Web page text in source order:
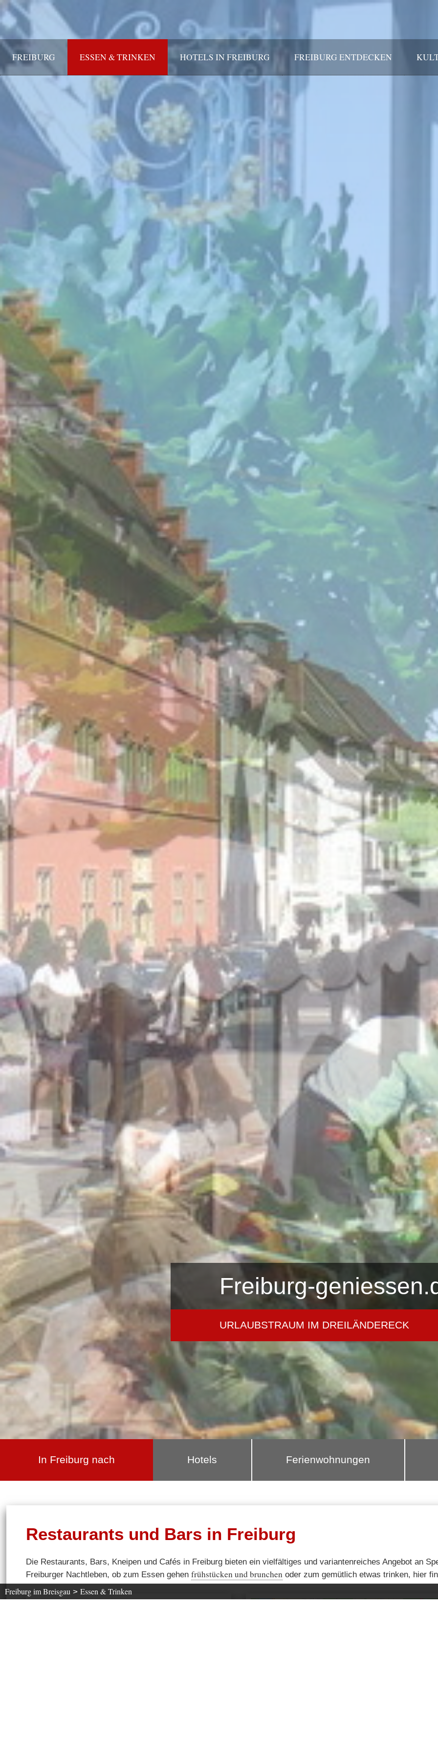
FREIBURG ESSEN & TRINKEN HOTELS IN FREIBURG FREIBURG ENTDECKEN
Freiburg-
URLAUBSTRAUM IM DREILÄNDERECK
In Freiburg nach Hotels Ferienwohnungen
Restaurants und Bars in Freiburg
Die Restaurants, Bars, Kneipen und Cafés in Freiburg bieten ein vielfältiges und variantenreiches Angebot an
Freiburger Nachtleben, ob zum Essen gehenfrühstücken und brunchen oder zum gemütlich etwas trinken, hier
Freiburg im Breisgau > Essen & Trinken